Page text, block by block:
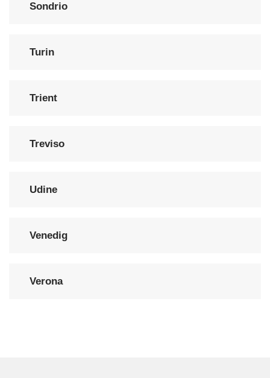
Sondrio
Turin
Trient
Treviso
Udine
Venedig
Verona